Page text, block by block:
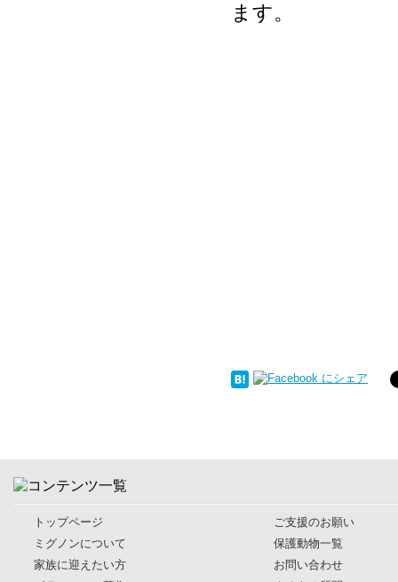
ます。
トップページ
ミグノンについて
家族に迎えたい方
ご支援のお願い
保護動物一覧
お問い合わせ